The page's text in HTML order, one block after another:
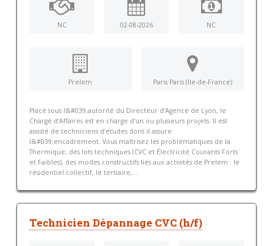
NC 02-08-2026 NC
Prelem Paris Paris (Ile-de-France)
Placé sous l&#039;autorité du Directeur d’Agence de Lyon, le
Chargé d’Affaires est en charge d’un ou plusieurs projets. Il est
assisté de techniciens d’études dont il assure
l&#039;encadrement. Vous maîtrisez les problématiques de la
Thermique, des lots techniques (CVC et Électricité Courants Forts
et Faibles), des modes constructifs liés aux activités de Prelem : le
résidentiel collectif, le tertiaire,...
Technicien Dépannage CVC (h/f)